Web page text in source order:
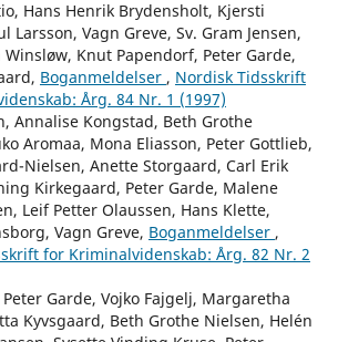
Hans Henrik Brydensholt, Kjersti
Larsson, Vagn Greve, Sv. Gram Jensen,
Winsløw, Knut Papendorf, Peter Garde,
Boganmeldelser , Nordisk Tidsskrift
Årg. 84 Nr. 1 (1997)
Annalise Kongstad, Beth Grothe
Aromaa, Mona Eliasson, Peter Gottlieb,
Nielsen, Anette Storgaard, Carl Erik
Kirkegaard, Peter Garde, Malene
Leif Petter Olaussen, Hans Klette,
Vagn Greve, Boganmeldelser ,
for Kriminalvidenskab: Årg. 82 Nr. 2
Garde, Vojko Fajgelj, Margaretha
Kyvsgaard, Beth Grothe Nielsen, Helén